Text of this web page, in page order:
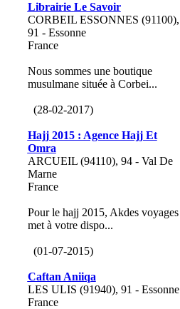
Librairie Le Savoir
CORBEIL ESSONNES (91100),
91 - Essonne
France
Nous sommes une boutique
musulmane située à Corbei...
(28-02-2017)
Hajj 2015 : Agence Hajj Et
Omra
ARCUEIL (94110), 94 - Val De
Marne
France
Pour le hajj 2015, Akdes voyages
met à votre dispo...
(01-07-2015)
Caftan Aniiqa
LES ULIS (91940), 91 - Essonne
France